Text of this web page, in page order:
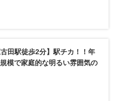
田駅徒歩2分】駅チカ！！年
模で家庭的な明るい雰囲気の